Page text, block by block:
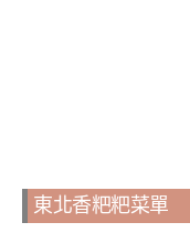
東北香粑粑菜單